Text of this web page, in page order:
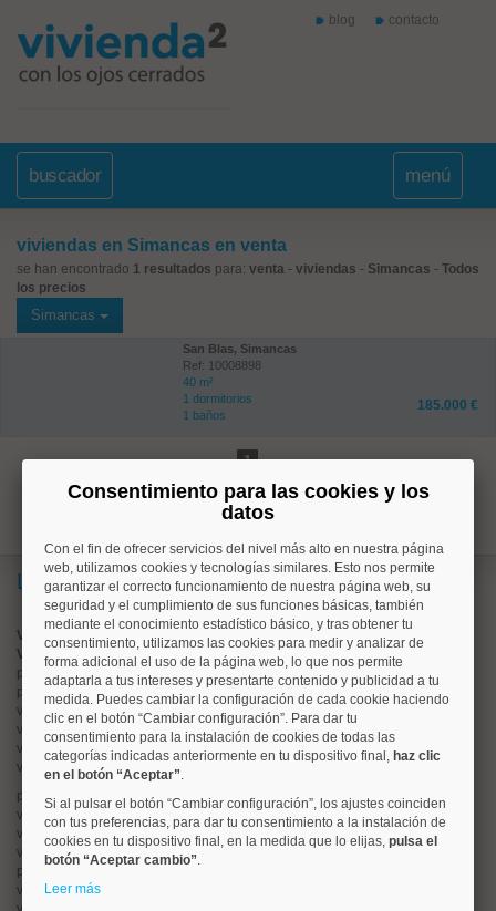
blog contacto
buscador menú
viviendas en Simancas en venta
se han encontrado 1 resultados para: venta - viviendas - Simancas - Todos
los precios
Simancas
San Blas, Simancas
Ref: 10008898
40 m²
1 dormitorios
1 baños
185.000 €
1
Lo más buscado
Valorar vivienda online
Vender piso
pisos en
chamberí
pisos enmoncloa
viviendas en argüelles
viviendas en
tetuán
viviendas en
cuatro caminos
viviendas en chamartín
pisos en rios rosas
viviendas en
prosperidad
viviendas en
hispanoamerica
viviendas en ciudad lineal
pisos en
salamanca
viviendas encentro
Consentimiento para las cookies y los
datos
Con el fin de ofrecer servicios del nivel más alto en nuestra página
web, utilizamos cookies y tecnologías similares. Esto nos permite
garantizar el correcto funcionamiento de nuestra página web, su
seguridad y el cumplimiento de sus funciones básicas, también
mediante el conocimiento estadístico básico, y tras obtener tu
consentimiento, utilizamos las cookies para medir y analizar de
forma adicional el uso de la página web, lo que nos permite
adaptarla a tus intereses y presentarte contenido y publicidad a tu
medida. Puedes cambiar la configuración de cada cookie haciendo
clic en el botón “Cambiar configuración”. Para dar tu
consentimiento para la instalación de cookies de todas las
categorías indicadas anteriormente en tu dispositivo final, haz clic
en el botón “Aceptar”.
Si al pulsar el botón “Cambiar configuración”, los ajustes coinciden
con tus preferencias, para dar tu consentimiento a la instalación de
cookies en tu dispositivo final, en la medida que lo elijas, pulsa el
botón “Aceptar cambio”.
Leer más